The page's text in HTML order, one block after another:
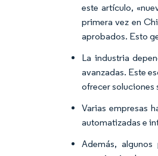
este artículo,
primera vez en
aprobados. Esto
La industria
avanzadas. Este
ofrecer soluciones
Varias empresas
automatizadas e
Además,